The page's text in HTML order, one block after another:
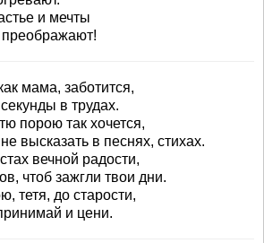
и мечты
мама, заботится,
в трудах.
порою так хочется,
высказать в песнях, стихах.
вечной радости,
чтоб зажгли твои дни.
тетя, до старости,
и цени.